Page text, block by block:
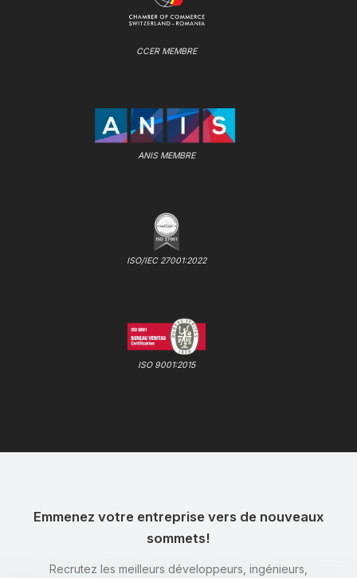
CCER MEMBRE
ANIS MEMBRE
ISO/IEC 27001:2022
ISO 9001:2015
Emmenez votre entreprise vers de nouveaux
sommets!
Recrutez les meilleurs développeurs, ingénieurs,